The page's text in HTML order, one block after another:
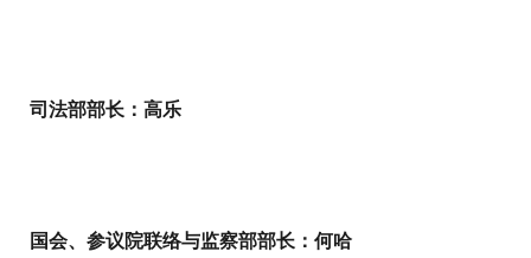
司法部部长：高乐
国会、参议院联络与监察部部长：何哈